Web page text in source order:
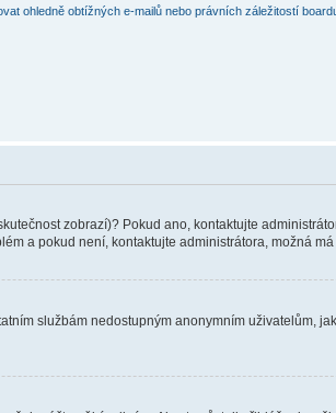
ohledně obtížných e-mailů nebo právních záležitostí
zobrazí)? Pokud ano, kontaktujte
a pokud není, kontaktujte administrátora, možná
službám nedostupným anonymním uživatelům,